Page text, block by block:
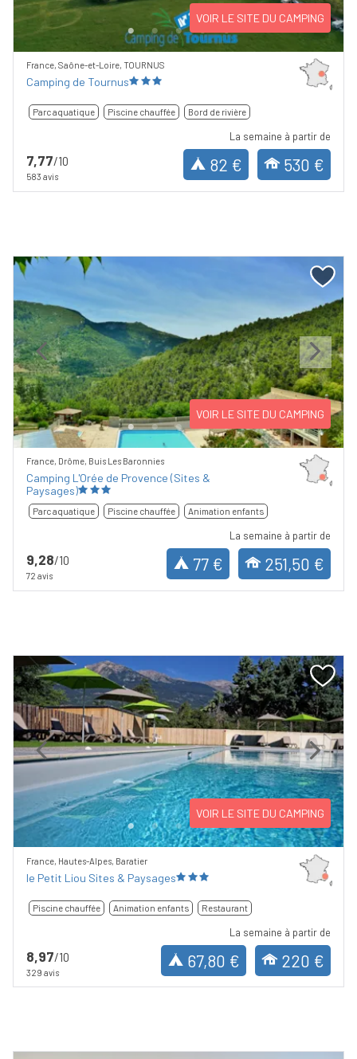
VOIR LE SITE DU CAMPING
France, Saône-et-Loire, TOURNUS
Camping de Tournus
Parc aquatique Piscine chauffée Bord de rivière
7,77/10
583 avis
La semaine à partir de
82 € 530 €
Previous Next
VOIR LE SITE DU CAMPING
France, Drôme, Buis Les Baronnies
Camping L'Orée de Provence (Sites &
Paysages)
Parc aquatique Piscine chauffée Animation enfants
9,28/10
72 avis
La semaine à partir de
77 € 251,50 €
Previous Next
VOIR LE SITE DU CAMPING
France, Hautes-Alpes, Baratier
le Petit Liou Sites & Paysages
Piscine chauffée Animation enfants Restaurant
8,97/10
329 avis
La semaine à partir de
67,80 € 220 €